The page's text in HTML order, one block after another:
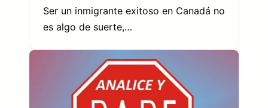
Ser un inmigrante exitoso en Canadá no
es algo de suerte,…